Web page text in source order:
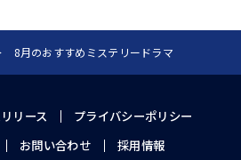
8月のおすすめミステリードラマ
リース
プライバシーポリシー
お問い合わせ 採用情報